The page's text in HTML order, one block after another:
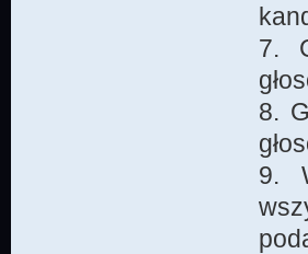
7.
8.
9.